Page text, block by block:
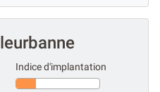
Indice d'implantation